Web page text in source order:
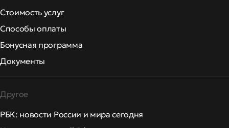
Стоимость услуг
Способы оплаты
Бонусная программа
Документы
Другое
РБК: новости России и мира сегодня